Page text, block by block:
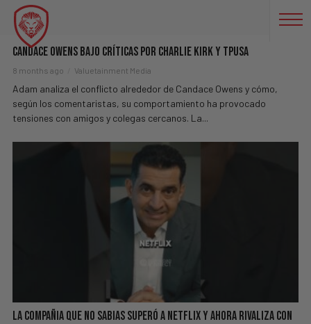
VIDEO
Candace Owens Bajo Críticas Por Charlie Kirk Y TPUSA
8 months ago Valuetainment Media
Adam analiza el conflicto alrededor de Candace Owens y cómo,
según los comentaristas, su comportamiento ha provocado
tensiones con amigos y colegas cercanos. La...
La Compañia Que No Sabias Superó A Netflix Y Ahora Rivaliza Con